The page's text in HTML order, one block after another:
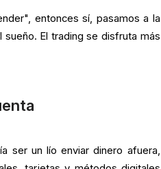
entonces sí, pasamos a la
El trading se disfruta más
ser un lío enviar dinero afuera,